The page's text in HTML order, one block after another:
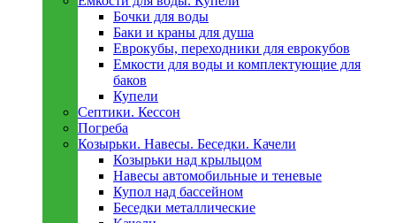
Бочки для воды
Баки и краны для душа
Еврокубы, переходники для еврокубов
Емкости для воды и комплектующие для
баков
Купели
Септики. Кессон
Погреба
Козырьки. Навесы. Беседки. Качели
Козырьки над крыльцом
Навесы автомобильные и теневые
Купол над бассейном
Беседки металлическиe